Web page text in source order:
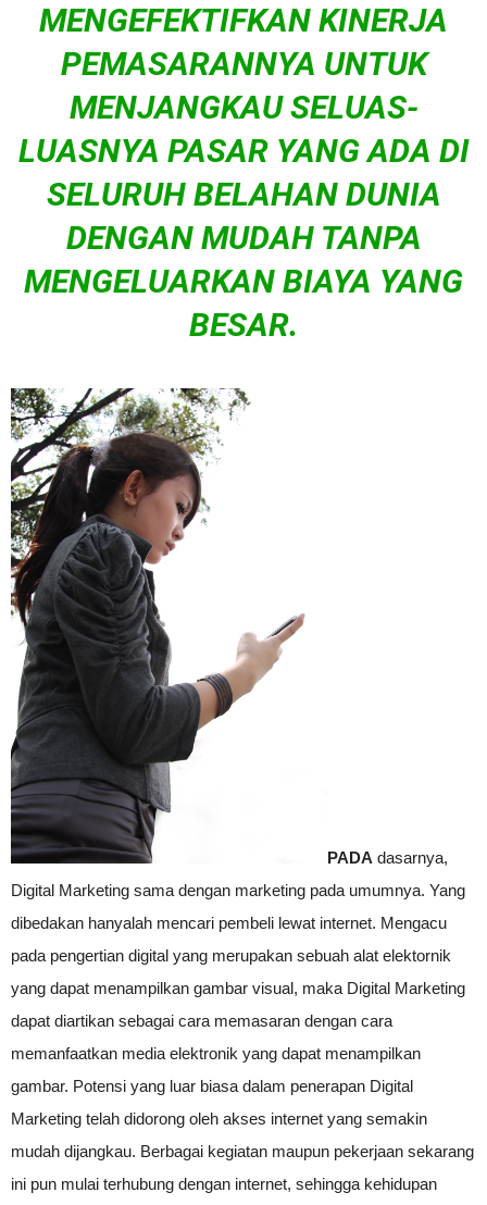
MENGEFEKTIFKAN KINERJA
PEMASARANNYA UNTUK
MENJANGKAU SELUAS-
LUASNYA PASAR YANG ADA DI
SELURUH BELAHAN DUNIA
DENGAN MUDAH TANPA
MENGELUARKAN BIAYA YANG
BESAR.
PADA dasarnya,
Digital Marketing sama dengan marketing pada umumnya. Yang
dibedakan hanyalah mencari pembeli lewat internet. Mengacu
pada pengertian digital yang merupakan sebuah alat elektornik
yang dapat menampilkan gambar visual, maka Digital Marketing
dapat diartikan sebagai cara memasaran dengan cara
memanfaatkan media elektronik yang dapat menampilkan
gambar. Potensi yang luar biasa dalam penerapan Digital
Marketing telah didorong oleh akses internet yang semakin
mudah dijangkau. Berbagai kegiatan maupun pekerjaan sekarang
ini pun mulai terhubung dengan internet, sehingga kehidupan